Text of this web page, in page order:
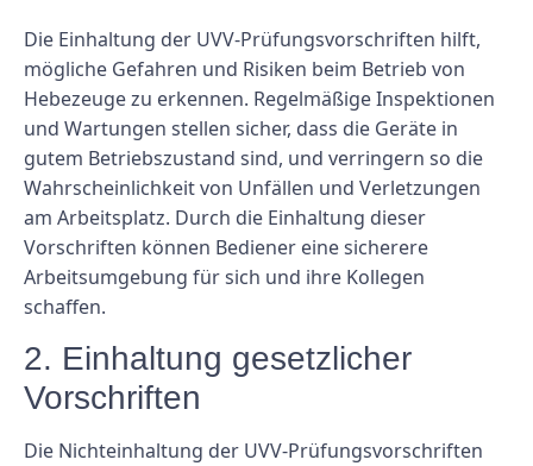
Die Einhaltung der UVV-Prüfungsvorschriften hilft,
mögliche Gefahren und Risiken beim Betrieb von
Hebezeuge zu erkennen. Regelmäßige Inspektionen
und Wartungen stellen sicher, dass die Geräte in
gutem Betriebszustand sind, und verringern so die
Wahrscheinlichkeit von Unfällen und Verletzungen
am Arbeitsplatz. Durch die Einhaltung dieser
Vorschriften können Bediener eine sicherere
Arbeitsumgebung für sich und ihre Kollegen
schaffen.
2. Einhaltung gesetzlicher
Vorschriften
Die Nichteinhaltung der UVV-Prüfungsvorschriften